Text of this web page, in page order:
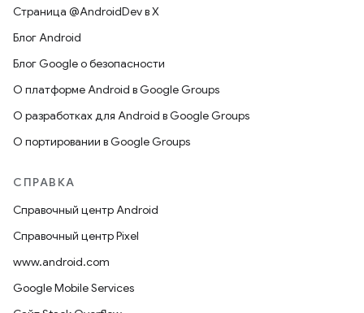
Страница @AndroidDev в X
Блог Android
Блог Google о безопасности
О платформе Android в Google Groups
О разработках для Android в Google Groups
О портировании в Google Groups
СПРАВКА
Справочный центр Android
Справочный центр Pixel
www.android.com
Google Mobile Services